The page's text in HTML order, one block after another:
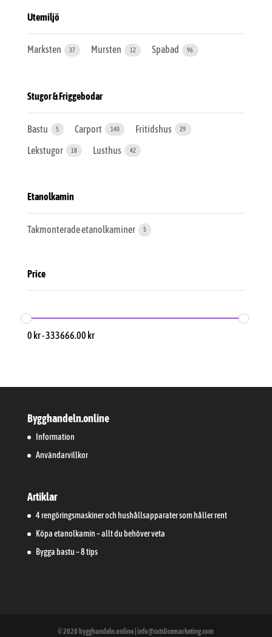
Utemiljö
Marksten 37 Mursten 12 Spabad 96
Stugor & Friggebodar
Bastu 5 Carport 140 Fritidshus 29
Lekstugor 18 Lusthus 42
Etanolkamin
Takmonterade etanolkaminer 5
Price
0 kr-333666.00 kr
Bygghandeln.online
Information
Användarvillkor
Artiklar
4 rengöringsmaskiner och hushållsapparater som håller rent
Köpa etanolkamin – allt du behöver veta
Bygga bastu – 8 tips
© 2020 bygghandeln.online | info@cutslicemarketing.com